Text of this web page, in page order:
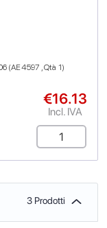
(AE4597 , Qtà 1)
€16.13
Incl. IVA
3 Prodotti